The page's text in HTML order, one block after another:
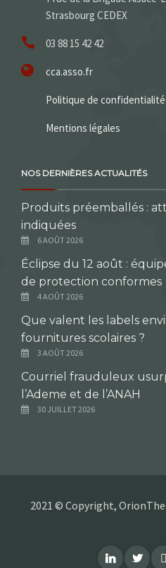
Strasbourg CEDEX
03 88 15 42 42
cca.asso.fr
Politique de confidentialité
Mentions légales
NOS DERNIÈRES ACTUALITÉS
Produits préemballés :
indiquées
6 AOÛT 2026
Éclipse du 12 août :
de protection conformes
4 AOÛT 2026
Que valent les labels
fournitures scolaires ?
3 AOÛT 2026
Courriel frauduleux
l’Ademe et de l’ANAH
30 JUILLET 2026
2021 © Copyright,